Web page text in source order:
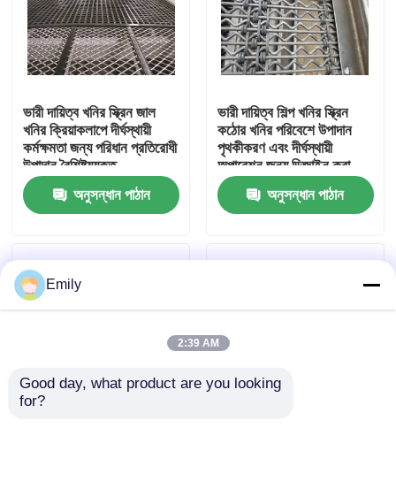
পণ্য
কারখানা পরিদর্শন
গুণমান নিয়ন্ত্রণ
আমাদের সাথে যোগাযোগ করুন
খবর
ভারী দায়িত্ব খনির স্ক্রিন জাল
খনির ক্রিয়াকলাপে দীর্ঘস্থায়ী
কর্মক্ষমতা জন্য পরিধান প্রতিরোধী
উপাদান বৈশিষ্ট্যযুক্ত
অনুসন্ধান পাঠান
ভারী দায়িত্ব শিল্প খনির স্ক্রিন
কঠোর খনির পরিবেশে উপাদান
পৃথকীকরণ এবং দীর্ঘস্থায়ী
অপারেশন জন্য ডিজাইন করা
অনুসন্ধান পাঠান
Emily
2:39 AM
Good day, what product are you looking
for?